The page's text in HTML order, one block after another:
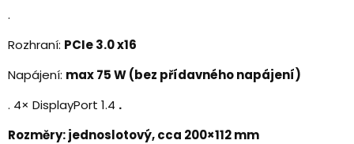
.
Rozhraní: PCIe 3.0 x16
Napájení: max 75 W (bez přídavného napájení)
. 4× DisplayPort 1.4 .
Rozměry:jednoslotový, cca 200×112 mm